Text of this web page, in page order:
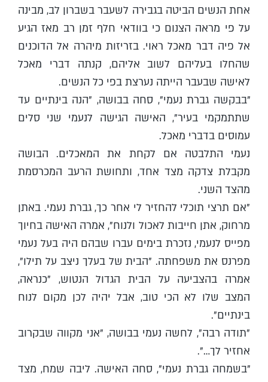
אחת הנשים הביטה בגבירה לשעבר בשברון לב, מבינה
על פי מראה הצנום כי בוודאי חלף זמן רב מאז הגיע
אל פיה דבר מאכל ראוי. בזריזות מיהרה אל הדוכנים
שהחלו בעליהם לשוב אליהם, קנתה דברי מאכל
לאישה שבעבר הייתה נערצת בפי כל הנשים.
"בבקשה גברת נעמי", סחה בבושה, "הנה בינתיים עד
שתתמקמי בעיר", האישה הגישה לנעמי שני סלים
עמוסים בדברי מאכל.
נעמי התלבטה אם לקחת את המאכלים. הבושה
מקבלת צדקה מצד אחד, ותחושת הרעב המכרסמת
מהצד השני.
"אם תרצי תוכלי להחזיר לי אחר כך, גברת נעמי. באתן
מרחוק, אתן חייבות לאכול ולנוח", אמרה האישה בחיוך
מפייס לנעמי, נזכרת בימים עברו שבהם היה בעל נעמי
מפרנס את משפחתה. "הבית של בעלך ניצב על תילו",
אמרה בהצביעה על הבית הגדול הנטוש, "כנראה,
המצב שלו לא הכי טוב, אבל יהיה לכן מקום לנוח
בינתיים".
"תודה רבה", לחשה נעמי בבושה, "אני מקווה שבקרוב
אחזיר לך…".
"בשמחה גברת נעמי", סחה האישה. ליבה שמח, מצד